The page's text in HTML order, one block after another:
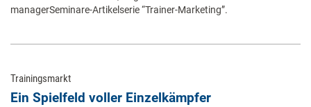
managerSeminare-Artikelserie “Trainer-Marketing”.
Trainingsmarkt
Ein Spielfeld voller Einzelkämpfer